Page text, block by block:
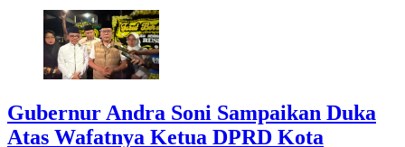
Gubernur Andra Soni Sampaikan Duka
Atas Wafatnya Ketua DPRD Kota